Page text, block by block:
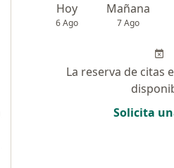
Hoy
6 Ago
Mañana
7 Ago
La reserva de citas
Solicita